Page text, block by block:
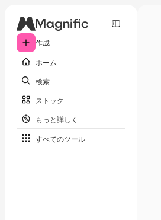
作成
ホーム
検索
ストック
もっと詳しく
すべてのツール